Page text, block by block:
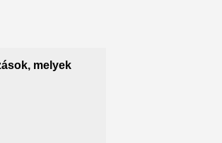
melyek